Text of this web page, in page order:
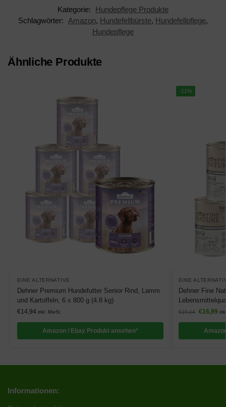
Kategorie:
Hundepflege Produkte
Schlagwörter: Amazon, Hundefellbürste, Hundefellpflege,
Hundepflege
Ähnliche Produkte
EINE ALTERNATIVE
Dehner Premium Hundefutter Senior Rind, Lamm
und Kartoffeln, 6 x 800 g (4.8 kg)
€14,94 inkl. MwSt.
Amazon / Ebay Produkt ansehen*
-11%
EINE
Dehner Fine
€19,14 €16,99
Informationen: